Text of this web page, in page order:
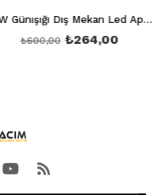
12 W Günışığı Dış Mekan Led Aplik Ct 7047
₺264,00
₺600,00